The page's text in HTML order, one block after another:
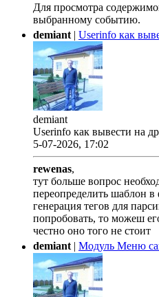
Для просмотра
выбранному событию.
demiant | Userinfo как
demiant
Userinfo как вывести на
5-07-2026, 17:02
rewenas,
тут больше вопрос
переопределить шаблон в
генерация тегов для
попробовать, то можеш
честно оно того не стоит
demiant| Модуль Меню